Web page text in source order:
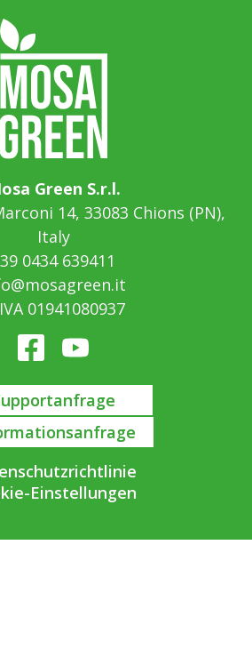
Green S.r.l.
14, 33083 Chions (PN),
Italy
0434 639411
01941080937
Einstellungen